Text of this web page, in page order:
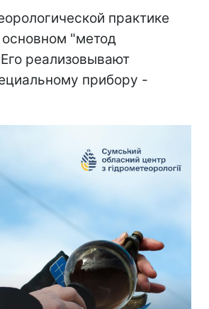
практике
"метод
реализовывают
прибору -